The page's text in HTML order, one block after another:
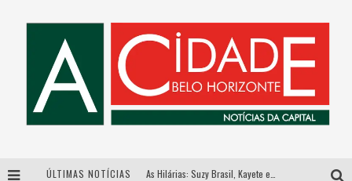
ÚLTIMAS NOTÍCIAS